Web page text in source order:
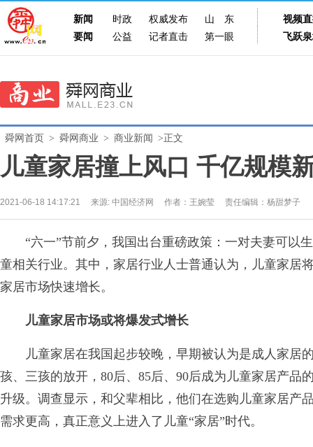
新闻 时政 权威发布 山东
视频
要闻
公益 记者直击 第一眼 飞跃
舜网首页 > 舜网商业 > 商业新闻 >正文
儿童家居撞上风口 千亿规模
2021-06-18 14:17:21 来源: 中国经济网 作者：王婉莹 责任编辑：杨甜梦子
“六一”节前夕，我国出台重磅政策：一对夫妻可以生
童相关行业。其中，家居行业人士普通认为，儿童家居
家居市场快速增长。
儿童家居市场或将爆发式增长
儿童家居在我国起步较晚，早期被认为是成人家居的
孩、三孩的放开，80后、85后、90后成为儿童家居产品
升级。调查显示，和父辈相比，他们在选购儿童家居产
需求更高，真正意义上进入了儿童“家居”时代。